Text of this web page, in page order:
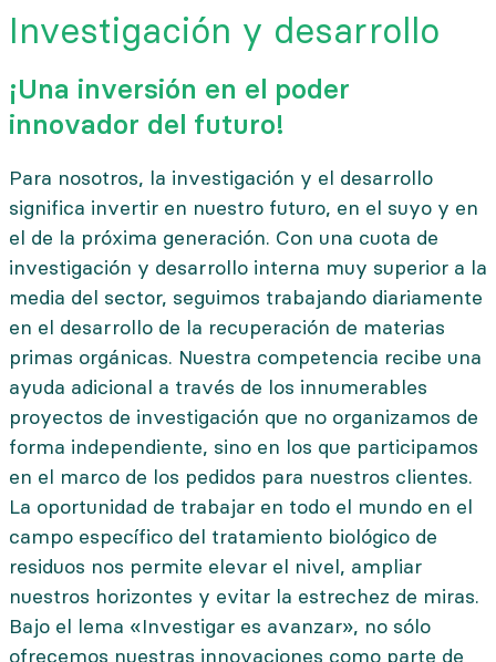
Investigación y desarrollo
¡Una inversión en el poder
innovador del futuro!
Para nosotros, la investigación y el desarrollo
significa invertir en nuestro futuro, en el suyo y en
el de la próxima generación. Con una cuota de
investigación y desarrollo interna muy superior a la
media del sector, seguimos trabajando diariamente
en el desarrollo de la recuperación de materias
primas orgánicas. Nuestra competencia recibe una
ayuda adicional a través de los innumerables
proyectos de investigación que no organizamos de
forma independiente, sino en los que participamos
en el marco de los pedidos para nuestros clientes.
La oportunidad de trabajar en todo el mundo en el
campo específico del tratamiento biológico de
residuos nos permite elevar el nivel, ampliar
nuestros horizontes y evitar la estrechez de miras.
Bajo el lema «Investigar es avanzar», no sólo
ofrecemos nuestras innovaciones como parte de